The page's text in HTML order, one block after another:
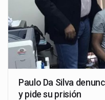
Paulo Da Silva
y pide su prisión